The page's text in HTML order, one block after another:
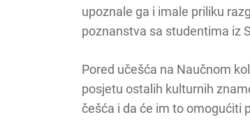
upoznale ga i imale priliku
poznanstva sa studentima iz
Pored učešća na Naučnom
posjetu ostalih kulturnih
češća i da će im to omogućiti